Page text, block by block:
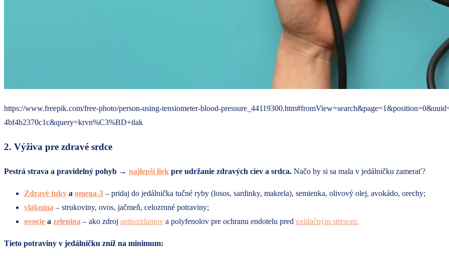
https://www.freepik.com/free-photo/person-using-tensiometer-blood-
4bf4b2370c1c&query=krvn%C3%BD+tlak
2. Výživa pre zdravé srdce
Pestrá strava a pravidelný pohyb → najlepší liek pre udržanie zdravých ciev a srdca. Načo by si sa mala v jedálničku zamerať?
Zdravé tuky a omega-3 – pridaj do jedálnička tučné ryby (losos, sardinky, makrela), semienka, olivový olej, avokádo, orechy;
vláknina – strukoviny, ovos, jačmeň, celozrnné potraviny;
ovocie a zelenina – ako zdroj antioxidantov a polyfenolov pre ochranu endotelu pred oxidačným stresom.
Tieto potraviny v jedálničku zníž na minimum: